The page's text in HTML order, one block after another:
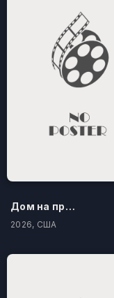
Дом на проклятом холме
2026, США